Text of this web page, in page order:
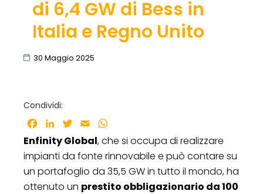
di 6,4 GW di Bess in
Italia e Regno Unito
30 Maggio 2025
Condividi:
Facebook
LinkedInTwitter
Email
Enfinity Global, che si occupa di realizzare
impianti da fonte rinnovabile e può contare su
un portafoglio da 35,5 GW in tutto il mondo, ha
ottenuto un prestito obbligazionario da 100